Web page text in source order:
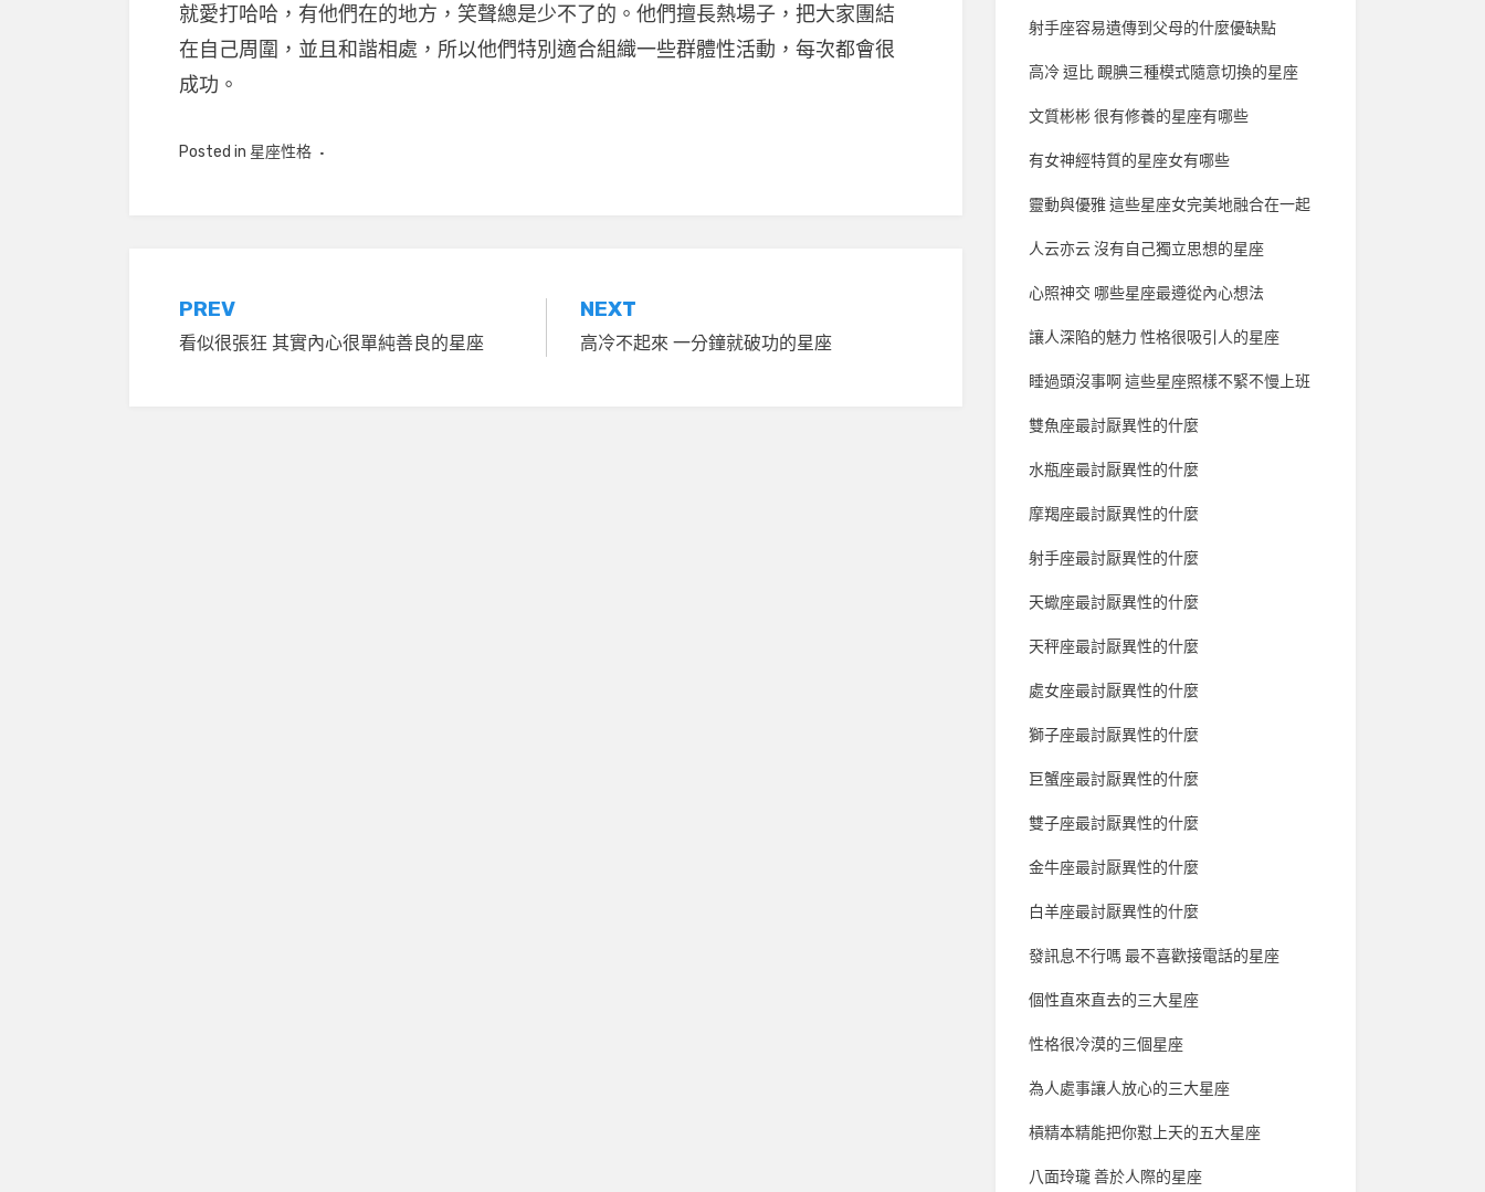
就愛打哈哈，有他們在的地方，笑聲總是少不了的。他們擅長熱場子，把大家團結
在自己周圍，並且和諧相處，所以他們特別適合組織一些群體性活動，每次都會很
成功。
Posted in 星座性格
文
章
PREV
看似很張狂 其實內心很單純善良的星座
NEXT
高冷不起來 一分鐘就破功的星座
射手座容易遺傳到父母的什麼優缺點
高冷 逗比 靦腆三種模式隨意切換的星座
文質彬彬 很有修養的星座有哪些
有女神經特質的星座女有哪些
靈動與優雅 這些星座女完美地融合在一起
人云亦云 沒有自己獨立思想的星座
心照神交 哪些星座最遵從內心想法
讓人深陷的魅力 性格很吸引人的星座
睡過頭沒事啊 這些星座照樣不緊不慢上班
雙魚座最討厭異性的什麼
水瓶座最討厭異性的什麼
摩羯座最討厭異性的什麼
射手座最討厭異性的什麼
天蠍座最討厭異性的什麼
天秤座最討厭異性的什麼
處女座最討厭異性的什麼
獅子座最討厭異性的什麼
巨蟹座最討厭異性的什麼
雙子座最討厭異性的什麼
金牛座最討厭異性的什麼
白羊座最討厭異性的什麼
發訊息不行嗎 最不喜歡接電話的星座
個性直來直去的三大星座
性格很冷漠的三個星座
為人處事讓人放心的三大星座
槓精本精能把你懟上天的五大星座
八面玲瓏 善於人際的星座